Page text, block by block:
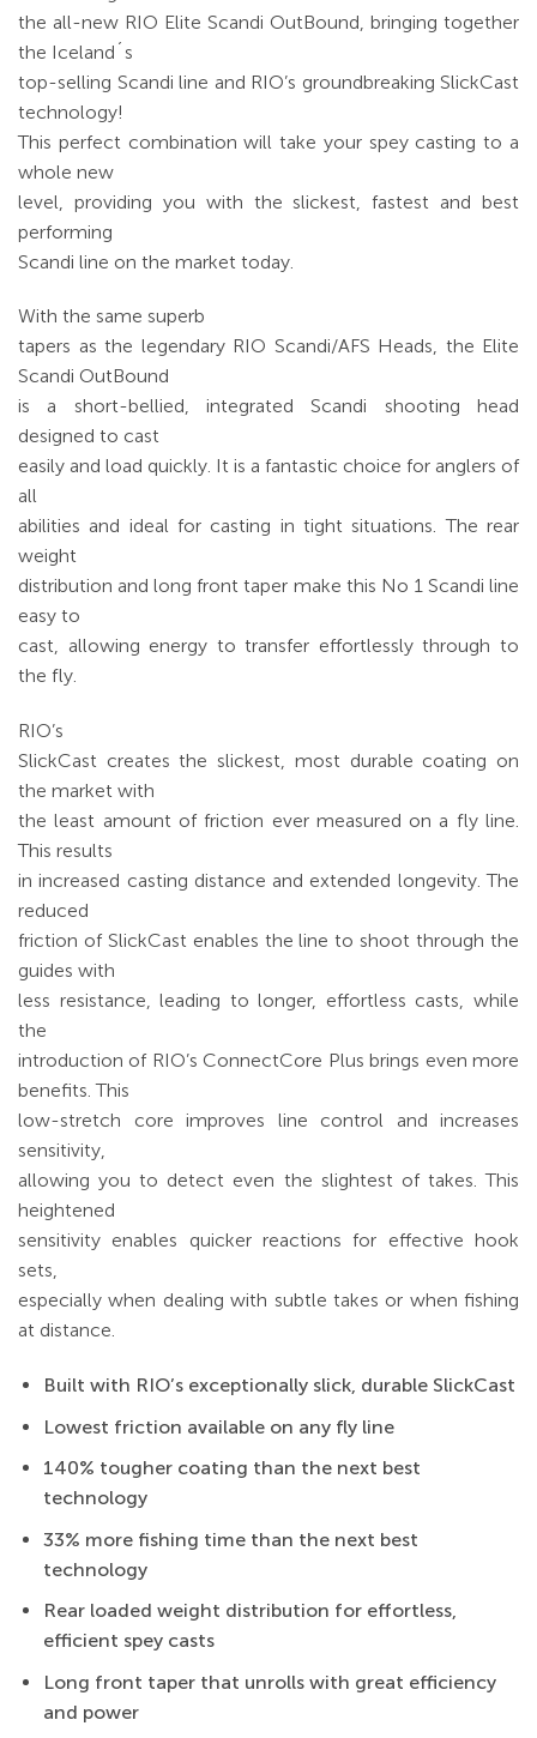
the all-new RIO Elite Scandi OutBound, bringing together
the Iceland´s
top-selling Scandi line and RIO’s groundbreaking SlickCast
technology!
This perfect combination will take your spey casting to a
whole new
level, providing you with the slickest, fastest and best
performing
Scandi line on the market today.
With the same superb
tapers as the legendary RIO Scandi/AFS Heads, the Elite
Scandi OutBound
is a short-bellied, integrated Scandi shooting head
designed to cast
easily and load quickly. It is a fantastic choice for anglers of
all
abilities and ideal for casting in tight situations. The rear
weight
distribution and long front taper make this No 1 Scandi line
easy to
cast, allowing energy to transfer effortlessly through to
the fly.
RIO’s
SlickCast creates the slickest, most durable coating on
the market with
the least amount of friction ever measured on a fly line.
This results
in increased casting distance and extended longevity. The
reduced
friction of SlickCast enables the line to shoot through the
guides with
less resistance, leading to longer, effortless casts, while
the
introduction of RIO’s ConnectCore Plus brings even more
benefits. This
low-stretch core improves line control and increases
sensitivity,
allowing you to detect even the slightest of takes. This
heightened
sensitivity enables quicker reactions for effective hook
sets,
especially when dealing with subtle takes or when fishing
at distance.
Built with RIO’s exceptionally slick, durable SlickCast
Lowest friction available on any fly line
140% tougher coating than the next best
technology
33% more fishing time than the next best
technology
Rear loaded weight distribution for effortless,
efficient spey casts
Long front taper that unrolls with great efficiency
and power